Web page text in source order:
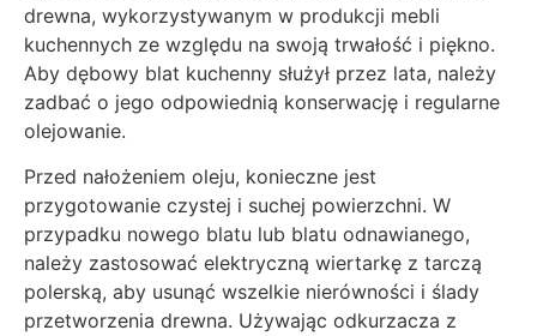
drewna, wykorzystywanym w produkcji mebli
kuchennych ze względu na swoją trwałość i piękno.
Aby dębowy blat kuchenny służył przez lata, należy
zadbać o jego odpowiednią konserwację i regularne
olejowanie.
Przed nałożeniem oleju, konieczne jest
przygotowanie czystej i suchej powierzchni. W
przypadku nowego blatu lub blatu odnawianego,
należy zastosować elektryczną wiertarkę z tarczą
polerską, aby usunąć wszelkie nierówności i ślady
przetworzenia drewna. Używając odkurzacza z